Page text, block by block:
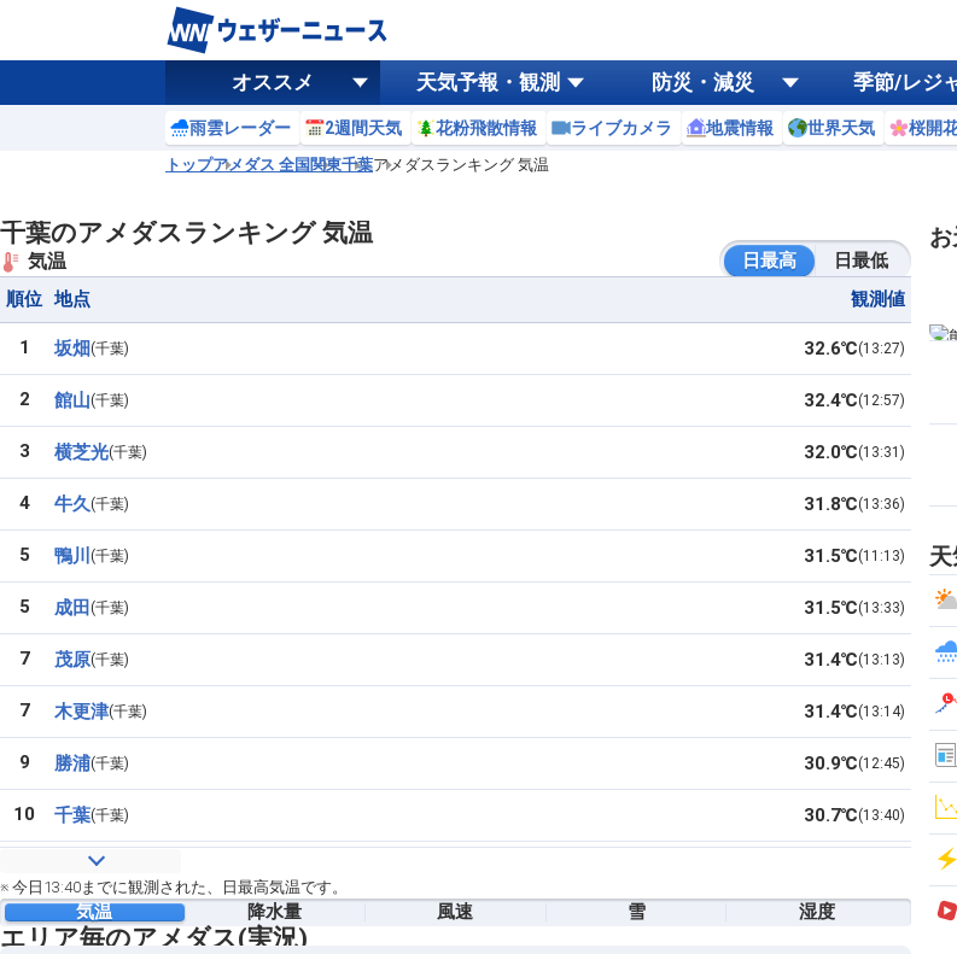
オススメ 天気予報・観測 防災・減災 季節/レジ
雨雲レーダー 2週間天気 花粉飛散情報 ライブカメラ 地震情報 世界天気 桜開
トップアメダス 全国 関東千葉アメダスランキング 気温
千葉のアメダスランキング 気温
気温 日最高
日最低
順位 地点 観測値
1 千葉
坂畑 13:27
32.6℃
2 千葉
館山 12:57
32.4℃
3 千葉
横芝光 13:31
32.0℃
4 千葉
牛久 13:36
31.8℃
5 千葉
鴨川 11:13
31.5℃
5 千葉
成田 13:33
31.5℃
7 千葉
茂原 13:13
31.4℃
7 千葉
木更津 13:14
31.4℃
9 千葉
勝浦 12:45
30.9℃
10 千葉
千葉 13:40
30.7℃
我孫子
12 千葉
香取 29.7℃
※ 今日13:40までに観測された、日最高気温です。
気温 降水量 風速 雪 湿度
エリア毎のアメダス(実況)